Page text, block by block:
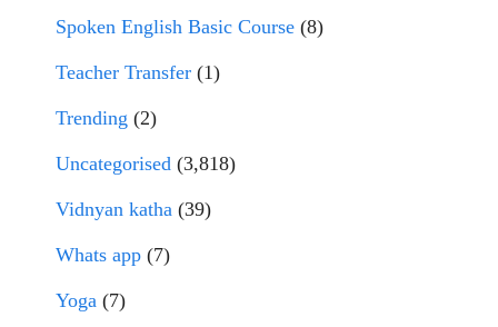
Spoken English Basic Course (8)
Teacher Transfer (1)
Trending (2)
Uncategorised (3,818)
Vidnyan katha (39)
Whats app (7)
Yoga (7)